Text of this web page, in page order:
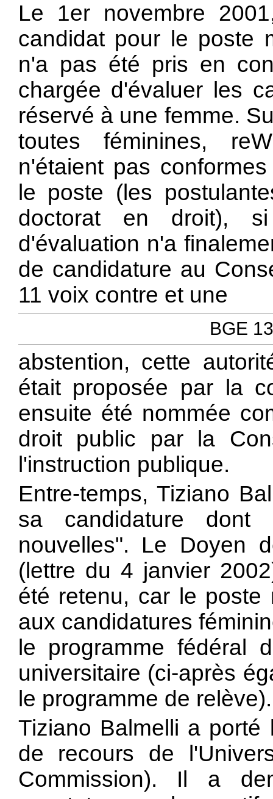
Le 1er novembre
candidat pour le poste
n'a pas été pris en
chargée d'évaluer les
réservé à une femme.
toutes féminines,
n'étaient pas
le poste (les
doctorat en droit),
d'évaluation n'a
de candidature au
11 voix contre et une
BGE
abstention, cette
était proposée par la
ensuite été nommée
droit public par la
l'instruction publique.
Entre-temps, Tiziano
sa candidature dont
nouvelles". Le Doyen
(lettre du 4 janvier
été retenu, car le poste
aux candidatures
le programme fédéral
universitaire (ci-après
le programme de relève).
Tiziano Balmelli a porté
de recours de
Commission). Il a